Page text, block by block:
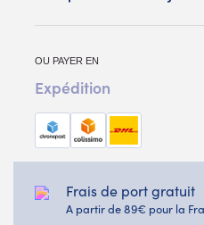
OU PAYER EN
Expédition
Frais de port gratuit
A partir de 89€ pour la